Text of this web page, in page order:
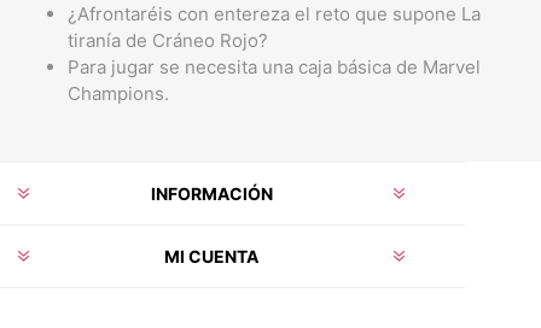
¿Afrontaréis con entereza el reto que supone La
tiranía de Cráneo Rojo?
Para jugar se necesita una caja básica de Marvel
Champions.
INFORMACIÓN
MI CUENTA